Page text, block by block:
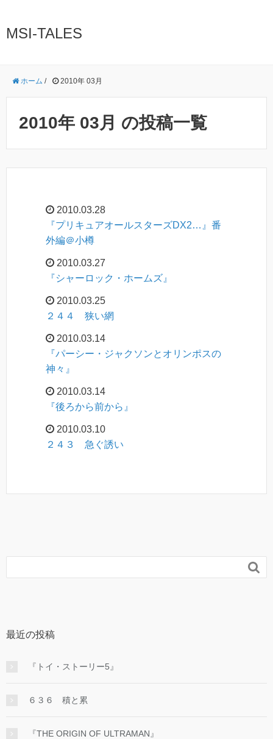
MSI-TALES
ホーム / 2010年 03月
2010年 03月 の投稿一覧
2010.03.28
『プリキュアオールスターズDX2…』番
外編＠小樽
2010.03.27
『シャーロック・ホームズ』
2010.03.25
２４４ 狭い網
2010.03.14
『パーシー・ジャクソンとオリンポスの
神々』
2010.03.14
『後ろから前から』
2010.03.10
２４３ 急ぐ誘い

最近の投稿
『トイ・ストーリー5』
６３６ 積と累
『THE ORIGIN OF ULTRAMAN』